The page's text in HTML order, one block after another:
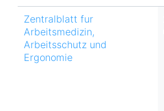
Zentralblatt fur
Arbeitsmedizin,
Arbeitsschutz und
Ergonomie